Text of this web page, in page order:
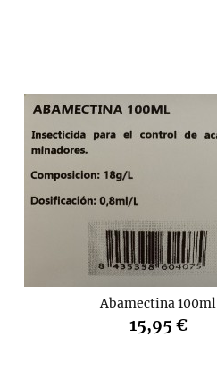
Abamectina 100ml
15,95 €